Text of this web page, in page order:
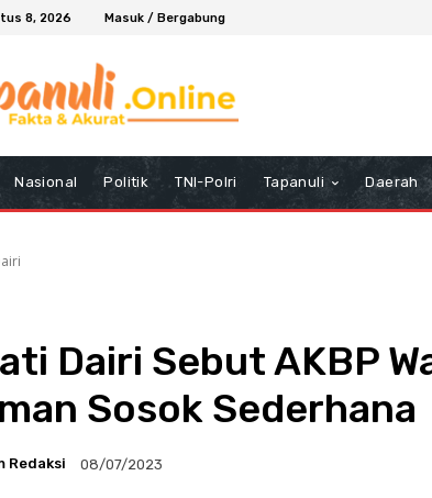
8, 2026 Masuk / Bergabung
Nasional Politik TNI-Polri Tapanuli Daerah
Dairi Sebut AKBP
Sosok Sederhana
Redaksi 08/07/2023